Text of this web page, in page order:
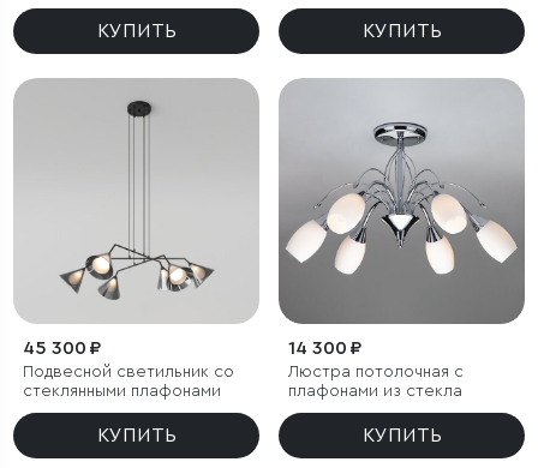
КУПИТЬ КУПИТЬ
45 300 ₽
Подвесной светильник со
стеклянными плафонами
КУПИТЬ
14 300 ₽
Люстра потолочная с
плафонами из стекла
КУПИТЬ